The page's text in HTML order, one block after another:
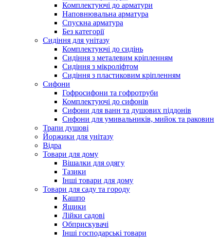
Комплектуючі до арматури
Наповнювальна арматура
Спускна арматура
Без категорії
Сидіння для унітазу
Комплектуючі до сидінь
Сидіння з металевим кріпленням
Сидіння з мікроліфтом
Сидіння з пластиковим кріпленням
Сифони
Гофросифони та гофротруби
Комплектуючі до сифонів
Сифони для ванн та душових піддонів
Сифони для умивальників, мийок та раковин
Трапи душові
Йоржики для унітазу
Відра
Товари для дому
Вішалки для одягу
Тазики
Інші товари для дому
Товари для саду та городу
Кашпо
Ящики
Лійки садові
Обприскувачі
Інші господарські товари